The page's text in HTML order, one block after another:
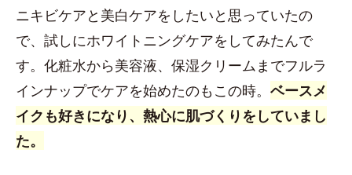
ニキビケアと美白ケアをしたいと思っていたの
で、試しにホワイトニングケアをしてみたんで
す。化粧水から美容液、保湿クリームまでフルラ
インナップでケアを始めたのもこの時。 ベースメ
イクも好きになり、熱心に肌づくりをしていまし
た。